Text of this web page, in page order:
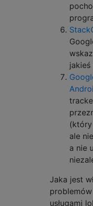
(który
ale
a nie
Jaka jest
problemów
usługami